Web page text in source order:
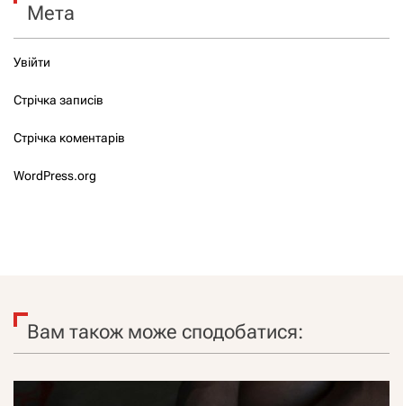
Мета
Увійти
Стрічка записів
Стрічка коментарів
WordPress.org
Вам також може сподобатися: